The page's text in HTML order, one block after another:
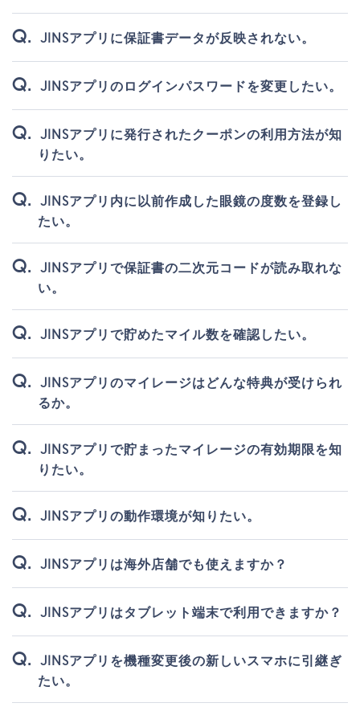
JINSアプリに保証書データが反映されない。
JINSアプリのログインパスワードを変更したい。
JINSアプリに発行されたクーポンの利用方法が知
りたい。
JINSアプリ内に以前作成した眼鏡の度数を登録し
たい。
JINSアプリで保証書の二次元コードが読み取れな
い。
JINSアプリで貯めたマイル数を確認したい。
JINSアプリのマイレージはどんな特典が受けられ
るか。
JINSアプリで貯まったマイレージの有効期限を知
りたい。
JINSアプリの動作環境が知りたい。
JINSアプリは海外店舗でも使えますか？
JINSアプリはタブレット端末で利用できますか？
JINSアプリを機種変更後の新しいスマホに引継ぎ
たい。